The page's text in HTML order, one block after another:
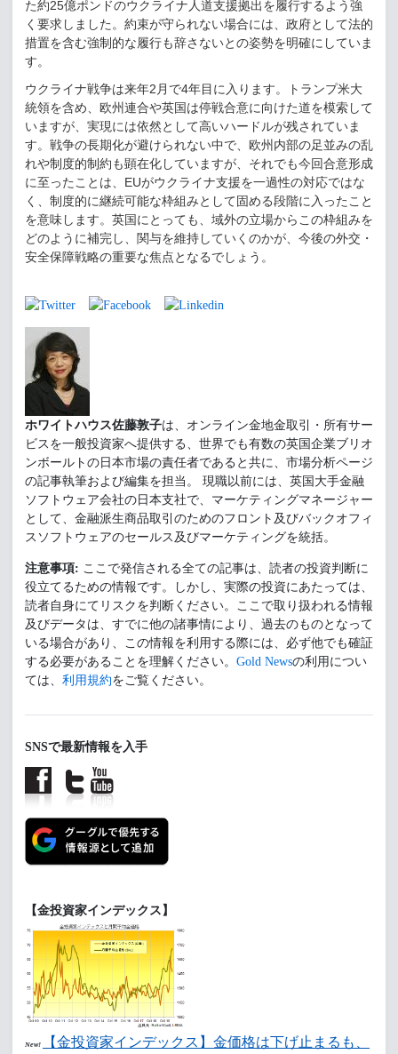
た約25億ポンドのウクライナ人道支援拠出を履行するよう強
く要求しました。約束が守られない場合には、政府として法的
措置を含む強制的な履行も辞さないとの姿勢を明確にしていま
す。
ウクライナ戦争は来年2月で4年目に入ります。トランプ米大
統領を含め、欧州連合や英国は停戦合意に向けた道を模索して
いますが、実現には依然として高いハードルが残されていま
す。戦争の長期化が避けられない中で、欧州内部の足並みの乱
れや制度的制約も顕在化していますが、それでも今回合意形成
に至ったことは、 EUがウクライナ支援を一過性の対応ではな
く、制度的に継続可能な枠組みとして固める段階に入ったこと
を意味します。英国にとっても、域外の立場からこの枠組みを
どのように補完し、関与を維持していくのかが、今後の外交・
安全保障戦略の重要な焦点となるでしょう。
ホワイトハウス佐藤敦子は、オンライン金地金取引・所有サー
ビスを一般投資家へ提供する、世界でも有数の英国企業ブリオ
ンボールトの日本市場の責任者であると共に、市場分析ページ
の記事執筆および編集を担当。 現職以前には、英国大手金融
ソフトウェア会社の日本支社で、マーケティングマネージャー
として、金融派生商品取引のためのフロント及びバックオフィ
スソフトウェアのセールス及びマーケティングを統括。
注意事項: ここで発信される全ての記事は、読者の投資判断に
役立てるための情報です。しかし、実際の投資にあたっては、
読者自身にてリスクを判断ください。ここで取り扱われる情報
及びデータは、すでに他の諸事情により、過去のものとなって
いる場合があり、この情報を利用する際には、必ず他でも確証
する必要があることを理解ください。 Gold Newsの利用につい
ては、 利用規約をご覧ください。
SNSで最新情報を入手
【金投資家インデックス】
New!
【金投資家インデックス】金価格は下げ止まるも、